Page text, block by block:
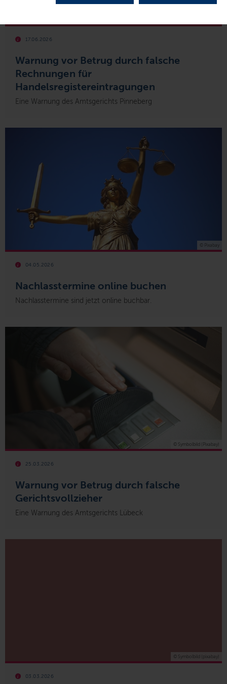
Warnung vor Betrug durch falsche
Rechnungen für
Handelsregistereintragungen
17.06.2026
Eine Warnung des Amtsgerichts Pinneberg
Nachlasstermine online buchen
04.05.2026
Nachlasstermine sind jetzt online buchbar.
© Pixabay
Warnung vor Betrug durch falsche
Gerichtsvollzieher
25.03.2026
Eine Warnung des Amtsgerichts Lübeck
© Symbolbild (Pixabay)
03.03.2026
© Symbolbild (pixabay)